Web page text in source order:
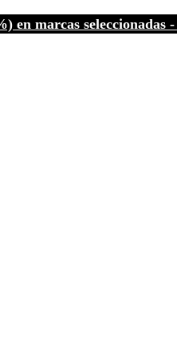
en marcas seleccionadas